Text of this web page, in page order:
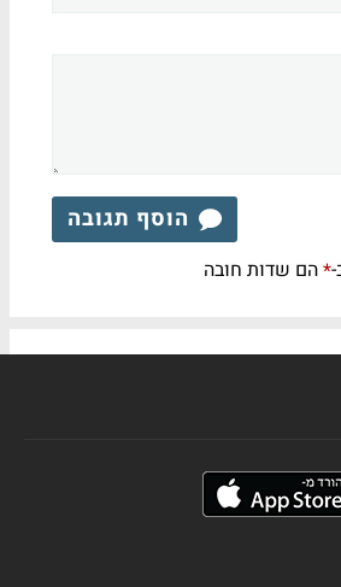
הוסף תגובה
*הם שדות חובה